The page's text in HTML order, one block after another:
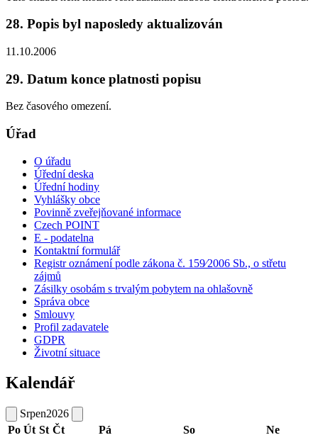
28. Popis byl naposledy aktualizován
11.10.2006
29. Datum konce platnosti popisu
Bez časového omezení.
Úřad
O úřadu
Úřední deska
Úřední hodiny
Vyhlášky obce
Povinně zveřejňované informace
Czech POINT
E - podatelna
Kontaktní formulář
Registr oznámení podle zákona č. 159⁄2006 Sb., o střetu
zájmů
Zásilky osobám s trvalým pobytem na ohlašovně
Správa obce
Smlouvy
Profil zadavatele
GDPR
Životní situace
Kalendář
Srpen2026
Po Út St Čt Pá So
Ne